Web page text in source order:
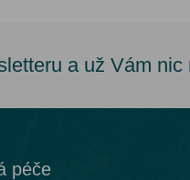
a už Vám nic
péče